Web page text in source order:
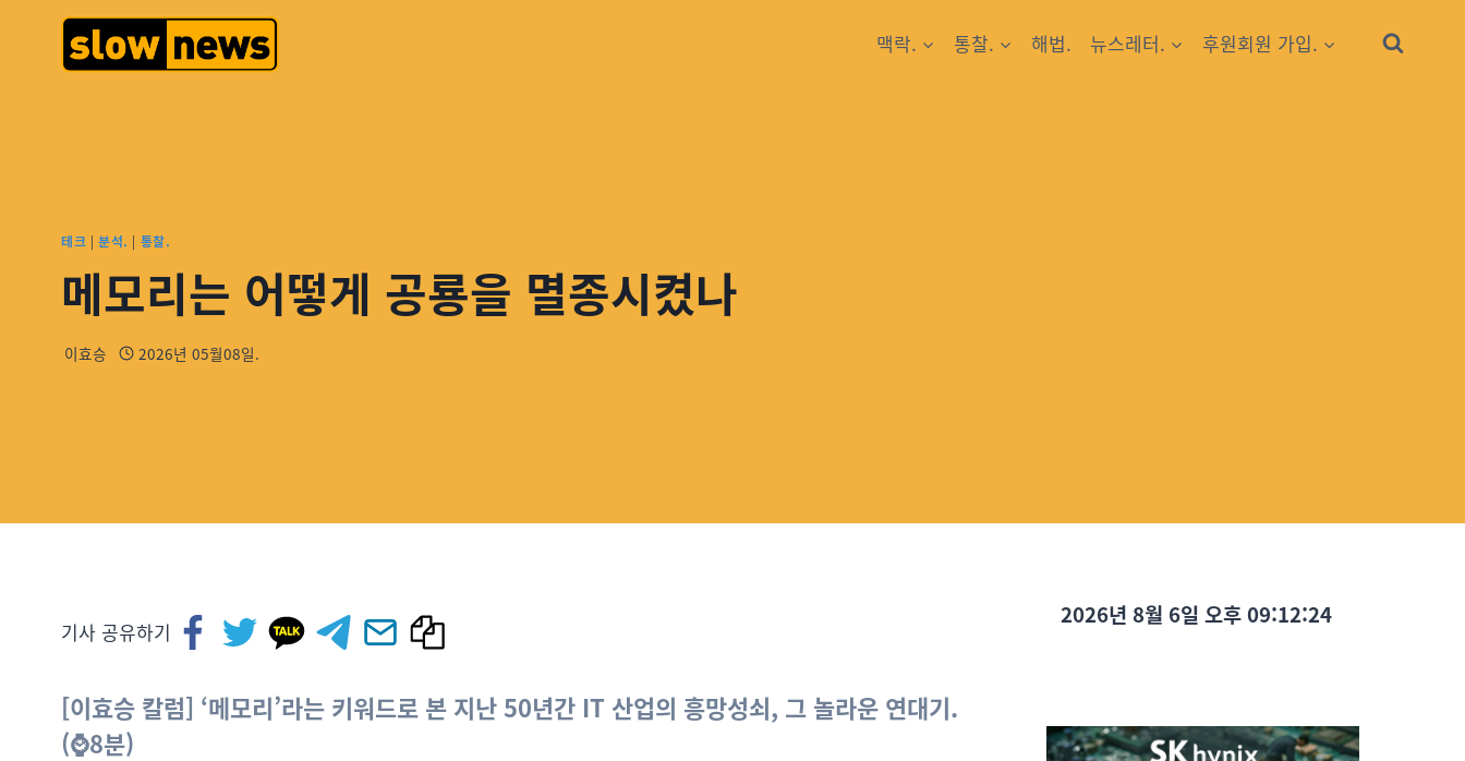
맥락. 통찰. 해법. 뉴스레터. 후원회원 가입.
테크 | 분석. | 통찰.
메모리는 어떻게 공룡을 멸종시켰나
이효승 2026년 05월08일.
기사 공유하기
[이효승 칼럼] ‘메모리’라는 키워드로 본 지난 50년간 IT 산업의 흥망성쇠, 그 놀라운 연대기.
(⌚8분)
2026년 8월 6일 오후 09:12:25